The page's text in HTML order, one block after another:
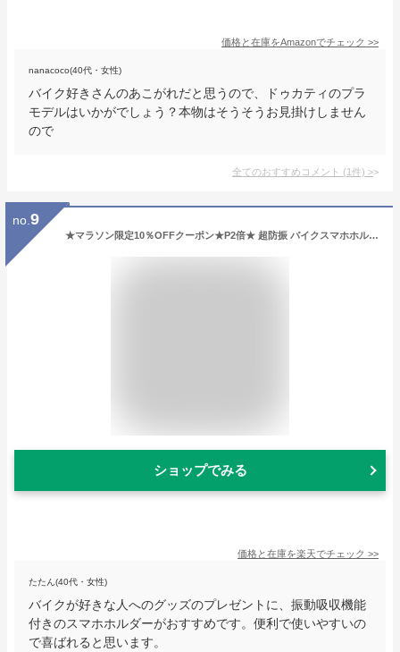
価格と在庫をAmazonでチェック >>
nanacoco(40代・女性)
バイク好きさんのあこがれだと思うので、ドゥカティのプラ
モデルはいかがでしょう？本物はそうそうお見掛けしません
ので
全てのおすすめコメント (1件) >
no. 9
★マラソン限定10％OFFクーポン★P2倍★ 超防振 バイクスマホホルダー Air mount デビルホーン 振動吸収 バイク用スマホホルダー 携帯ホルダー スマホホルダー 落ちない 大きめのスマホにも対応 バイクスマホホルダー防水 防犯マウント バイクナビ
ショップでみる
価格と在庫を楽天でチェック >>
たたん(40代・女性)
バイクが好きな人へのグッズのプレゼントに、振動吸収機能
付きのスマホホルダーがおすすめです。便利で使いやすいの
で喜ばれると思います。